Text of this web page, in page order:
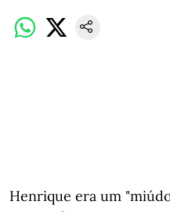
Henrique era um